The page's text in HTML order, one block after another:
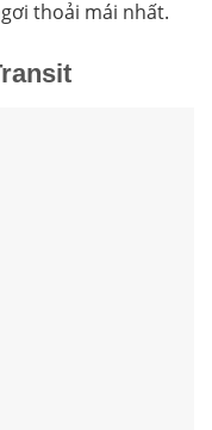
thoải mái nhất.